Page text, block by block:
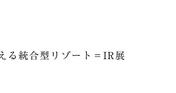
る統合型リゾート＝IR展